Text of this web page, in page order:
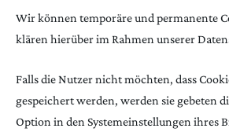
Wir können temporäre und permanente
klären hierüber im Rahmen unserer
Falls die Nutzer nicht möchten, dass
gespeichert werden, werden sie gebeten
Option in den Systemeinstellungen ihres